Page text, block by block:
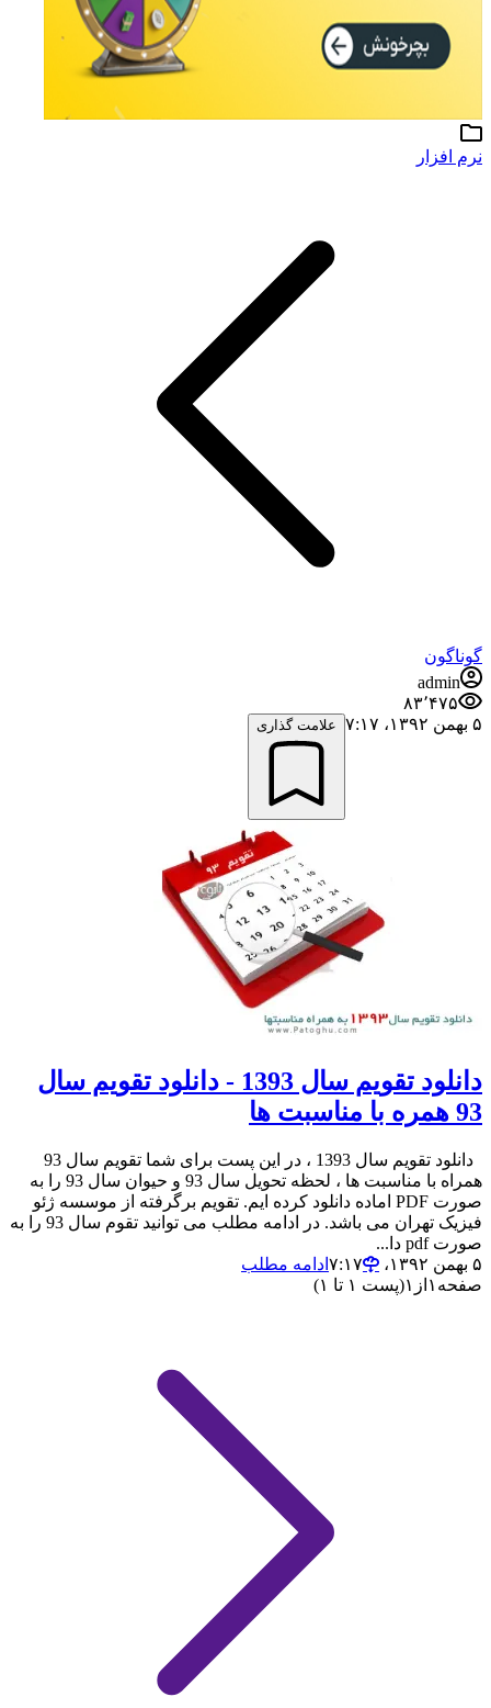
نرم افزار
گوناگون
admin
۸۳٬۴۷۵
۵ بهمن ۱۳۹۲،‏ ۷:۱۷
علامت گذاری
دانلود تقویم سال 1393 - دانلود تقویم سال
93 همره با مناسبت ها
دانلود تقویم سال 1393 ، در این پست برای شما تقویم سال 93
همراه با مناسبت ها ، لحظه تحویل سال 93 و حیوان سال 93 را به
صورت PDF اماده دانلود کرده ایم. تقویم برگرفته از موسسه ژئو
فیزیک تهران می باشد. در ادامه مطلب می توانید تقوم سال 93 را به
صورت pdf دا...
۵ بهمن ۱۳۹۲،‏ ۷:۱۷
ادامه مطلب
صفحه ۱ از ۱(پست ۱ تا ۱)